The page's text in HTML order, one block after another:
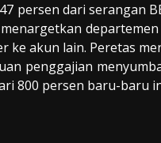
persen dari serangan
akun lain. Peretas
penggajian
800 persen baru-baru